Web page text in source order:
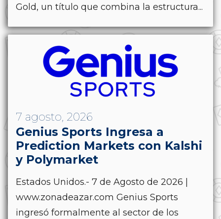
Gold, un título que combina la estructura...
7 agosto, 2026
Genius Sports Ingresa a
Prediction Markets con Kalshi
y Polymarket
Estados Unidos.- 7 de Agosto de 2026 |
www.zonadeazar.com Genius Sports
ingresó formalmente al sector de los